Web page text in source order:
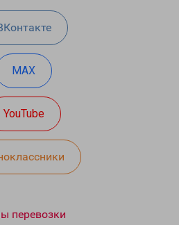
MAX
YouTube
перевозки